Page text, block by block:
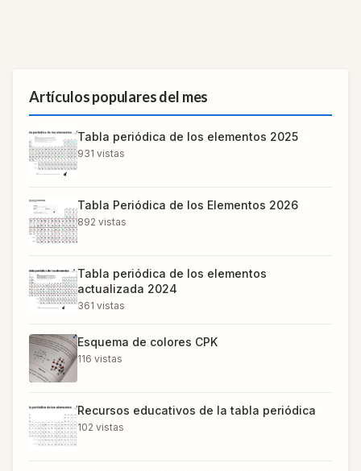
Artículos populares del mes
Tabla periódica de los elementos 2025
931 vistas
Tabla Periódica de los Elementos 2026
892 vistas
Tabla periódica de los elementos
actualizada 2024
361 vistas
Esquema de colores CPK
116 vistas
Recursos educativos de la tabla periódica
102 vistas